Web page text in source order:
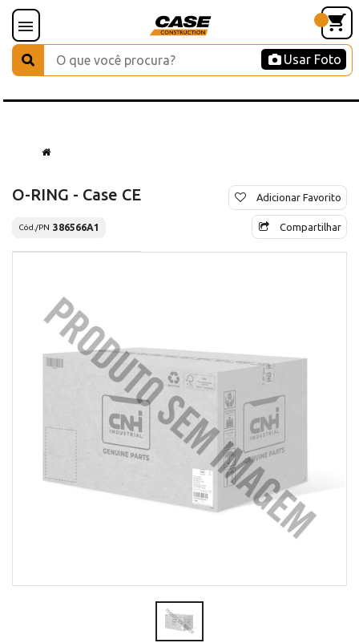
Usar Foto
O-RING - Case CE
Cód./PN 386566A1
Adicionar Favorito
Compartilhar